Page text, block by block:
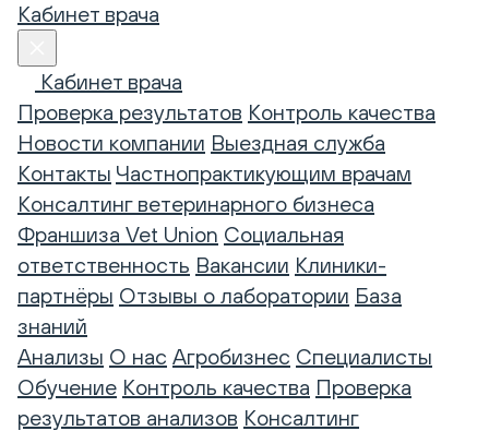
Кабинет врача
Кабинет врача
Проверка результатов Контроль качества
Новости компании Выездная служба
Контакты Частнопрактикующим врачам
Консалтинг ветеринарного бизнеса
Франшиза Vet Union Социальная
ответственность Вакансии Клиники-
партнёры Отзывы о лаборатории База
знаний
Анализы О нас Агробизнес Специалисты
Обучение Контроль качества Проверка
результатов анализов Консалтинг